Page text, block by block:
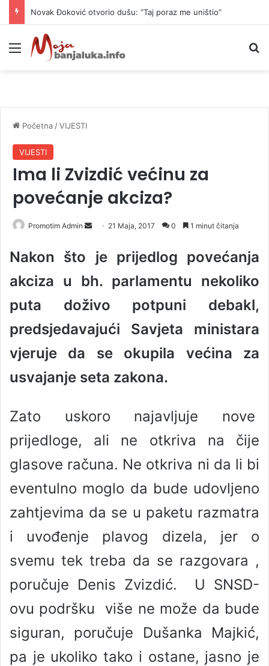
Novak Đoković otvorio dušu: “Taj poraz me uništio”
Meni
Početna /VIJESTI
VIJESTI
Ima li Zvizdić većinu za
povećanje akciza?
Promotim Admin
a
n
e
m
21 Maja, 2017 0 1 minut čitanja
Nakon što je prijedlog povećanja
akciza u bh. parlamentu nekoliko
puta doživo potpuni debakl,
predsjedavajući Savjeta ministara
vjeruje da se okupila većina za
usvajanje seta zakona.
Zato uskoro najavljuje nove
prijedloge, ali ne otkriva na čije
glasove računa. Ne otkriva ni da li bi
eventulno moglo da bude udovljeno
zahtjevima da se u paketu razmatra
i uvođenje plavog dizela, jer o
svemu tek treba da se razgovara ,
poručuje Denis Zvizdić. U SNSD-
ovu podršku više ne može da bude
siguran, poručuje Dušanka Majkić,
pa je ukoliko tako i ostane, jasno je